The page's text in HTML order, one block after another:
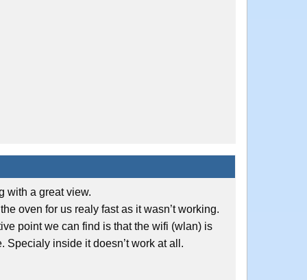
with a great view.
oven for us realy fast as it wasn’t working.
point we can find is that the wifi (wlan) is
Specialy inside it doesn’t work at all.